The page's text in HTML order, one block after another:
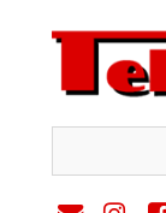
content